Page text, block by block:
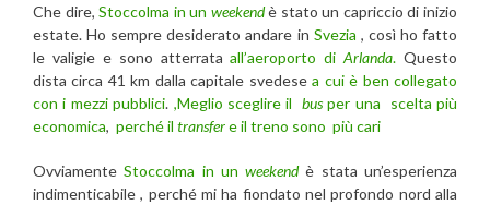
Che dire,Stoccolma in un weekendè stato un capriccio di inizio
estate. Ho sempre desiderato andare in Svezia , così ho fatto
le valigie e sono atterrataall’aeroporto diArlanda. Questo
dista circa 41 km dalla capitale svedesea cui è ben collegato
con i mezzi pubblici. ,Meglio sceglire ilbusper una scelta più
economica, perché il transfere il treno sono più cari
OvviamenteStoccolma in unweekendè stata un’esperienza
indimenticabile , perché mi ha fiondato nel profondo nord alla